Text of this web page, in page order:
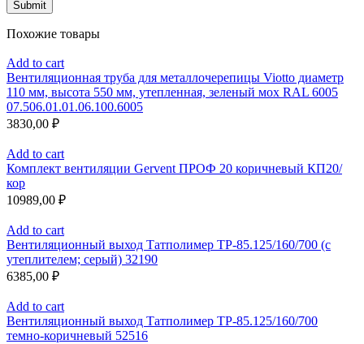
Похожие товары
Add to cart
Вентиляционная труба для металлочерепицы Viotto диаметр
110 мм, высота 550 мм, утепленная, зеленый мох RAL 6005
07.506.01.01.06.100.6005
3830,00 ₽
Add to cart
Комплект вентиляции Gervent ПРОФ 20 коричневый КП20/
кор
10989,00 ₽
Add to cart
Вентиляционный выход Татполимер ТР-85.125/160/700 (с
утеплителем; серый) 32190
6385,00 ₽
Add to cart
Вентиляционный выход Татполимер TP-85.125/160/700
темно-коричневый 52516